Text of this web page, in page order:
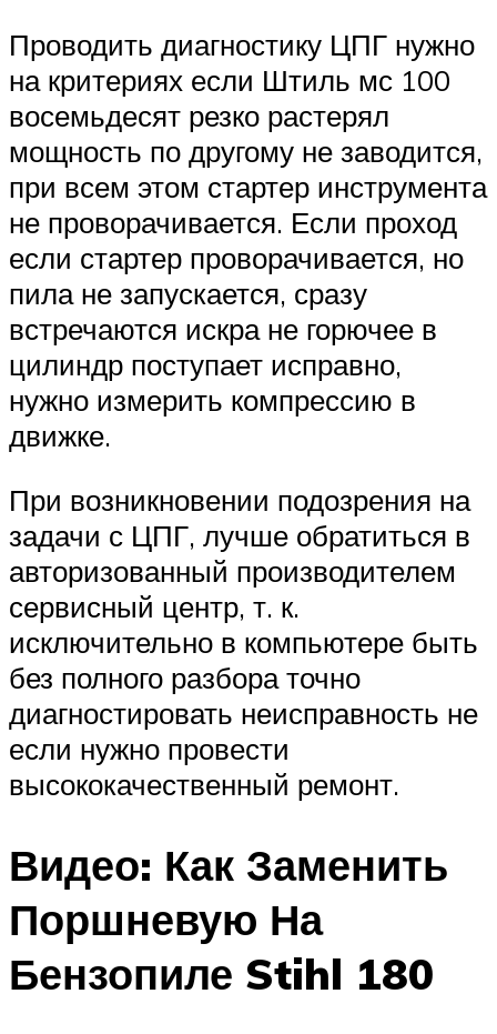
Проводить диагностику ЦПГ нужно
на критериях если Штиль мс 100
восемьдесят резко растерял
мощность по другому не заводится,
при всем этом стартер инструмента
не проворачивается. Если проход
если стартер проворачивается, но
пила не запускается, сразу
встречаются искра не горючее в
цилиндр поступает исправно,
нужно измерить компрессию в
движке.
При возникновении подозрения на
задачи с ЦПГ, лучше обратиться в
авторизованный производителем
сервисный центр, т. к.
исключительно в компьютере быть
без полного разбора точно
диагностировать неисправность не
если нужно провести
высококачественный ремонт.
Видео: Как Заменить
Поршневую На
Бензопиле Stihl 180